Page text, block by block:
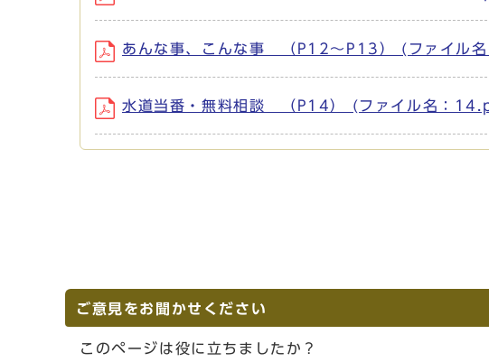
あんな事、こんな事 （P12～P13） (ファイル
水道当番・無料相談 （P14） (ファイル名：
ご意見をお聞かせください
このページは役に立ちましたか？